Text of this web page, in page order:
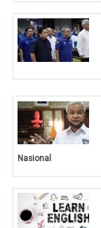
Nasional